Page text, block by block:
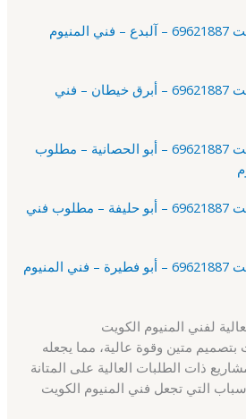
فني ألمنيوم الكويت 69621887 – آلبدع – فني المنيوم
فني ألمنيوم الكويت 69621887 – أبرق خيطان – فني
فني ألمنيوم الكويت 69621887 – أبو الحصانية – مطلوب
فني ألمنيوم الكويت 69621887 – أبو حليفة – مطلوب فني
فني ألمنيوم الكويت 69621887 – أبو فطيرة – فني المنيوم
لفني المنيوم الكويت
بتصميم متين وقوة عالية، مما يجعله
ذات الطلبات العالية على المتانة
التي تجعل فني المنيوم الكويت